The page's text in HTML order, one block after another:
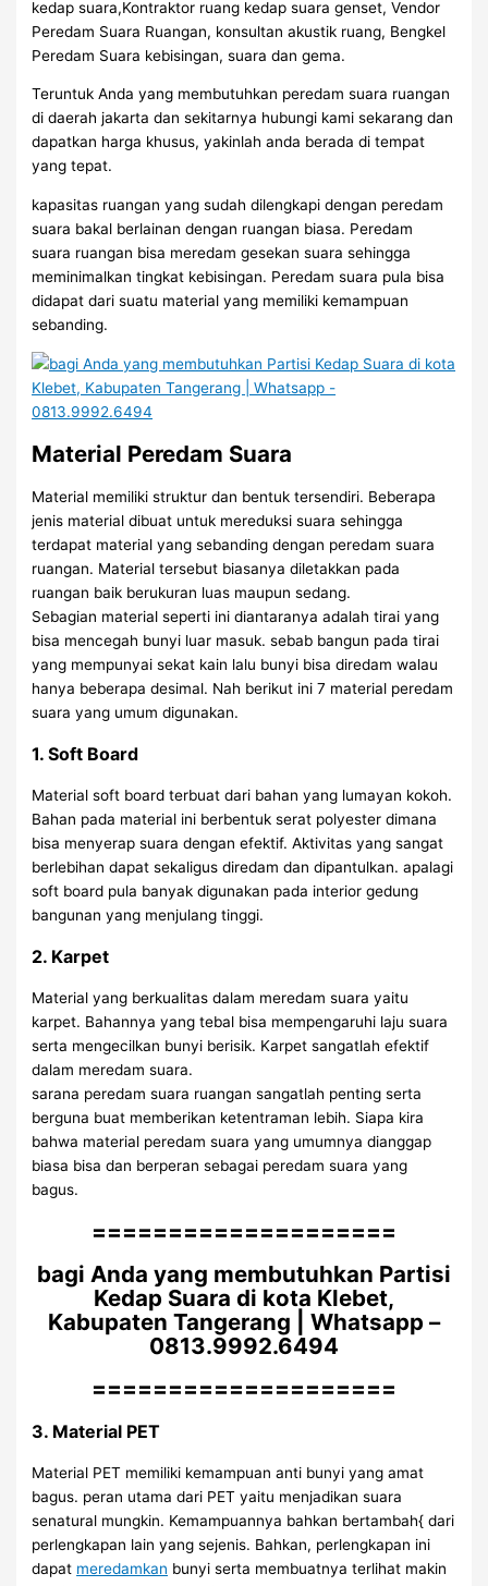
kedap suara,Kontraktor ruang kedap suara genset, Vendor
Peredam Suara Ruangan, konsultan akustik ruang, Bengkel
Peredam Suara kebisingan, suara dan gema.
Teruntuk Anda yang membutuhkan peredam suara ruangan
di daerah jakarta dan sekitarnya hubungi kami sekarang dan
dapatkan harga khusus, yakinlah anda berada di tempat
yang tepat.
kapasitas ruangan yang sudah dilengkapi dengan peredam
suara bakal berlainan dengan ruangan biasa. Peredam
suara ruangan bisa meredam gesekan suara sehingga
meminimalkan tingkat kebisingan. Peredam suara pula bisa
didapat dari suatu material yang memiliki kemampuan
sebanding.
Material Peredam Suara
Material memiliki struktur dan bentuk tersendiri. Beberapa
jenis material dibuat untuk mereduksi suara sehingga
terdapat material yang sebanding dengan peredam suara
ruangan. Material tersebut biasanya diletakkan pada
ruangan baik berukuran luas maupun sedang.
Sebagian material seperti ini diantaranya adalah tirai yang
bisa mencegah bunyi luar masuk. sebab bangun pada tirai
yang mempunyai sekat kain lalu bunyi bisa diredam walau
hanya beberapa desimal. Nah berikut ini 7 material peredam
suara yang umum digunakan.
1. Soft Board
Material soft board terbuat dari bahan yang lumayan kokoh.
Bahan pada material ini berbentuk serat polyester dimana
bisa menyerap suara dengan efektif. Aktivitas yang sangat
berlebihan dapat sekaligus diredam dan dipantulkan. apalagi
soft board pula banyak digunakan pada interior gedung
bangunan yang menjulang tinggi.
2. Karpet
Material yang berkualitas dalam meredam suara yaitu
karpet. Bahannya yang tebal bisa mempengaruhi laju suara
serta mengecilkan bunyi berisik. Karpet sangatlah efektif
dalam meredam suara.
sarana peredam suara ruangan sangatlah penting serta
berguna buat memberikan ketentraman lebih. Siapa kira
bahwa material peredam suara yang umumnya dianggap
biasa bisa dan berperan sebagai peredam suara yang
bagus.
====================
bagi Anda yang membutuhkan Partisi
Kedap Suara di kota Klebet,
Kabupaten Tangerang | Whatsapp –
0813.9992.6494
====================
3. Material PET
Material PET memiliki kemampuan anti bunyi yang amat
bagus. peran utama dari PET yaitu menjadikan suara
senatural mungkin. Kemampuannya bahkan bertambah{ dari
perlengkapan lain yang sejenis. Bahkan, perlengkapan ini
dapat meredamkan bunyi serta membuatnya terlihat makin